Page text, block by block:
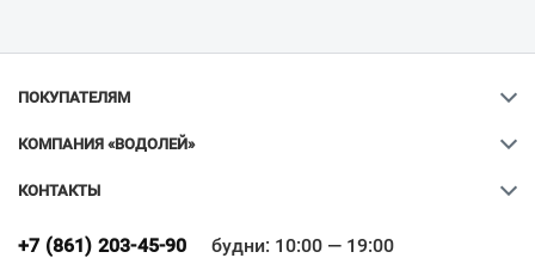
ПОКУПАТЕЛЯМ
КОМПАНИЯ «ВОДОЛЕЙ»
КОНТАКТЫ
+7 (861) 203-45-90 будни: 10:00 — 19:00